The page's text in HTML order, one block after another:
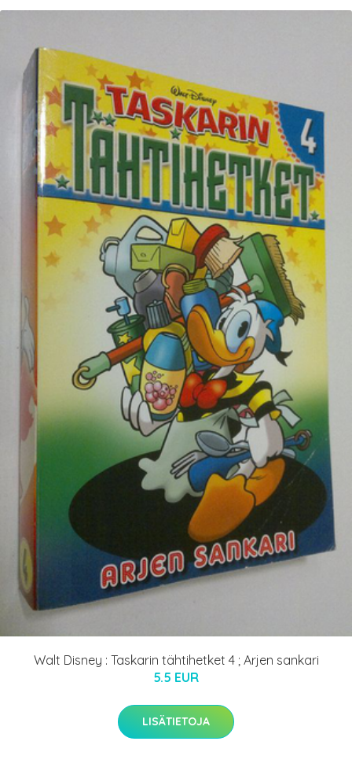
Walt Disney : Taskarin tähtihetket 4 ; Arjen sankari
5.5 EUR
LISÄTIETOJA